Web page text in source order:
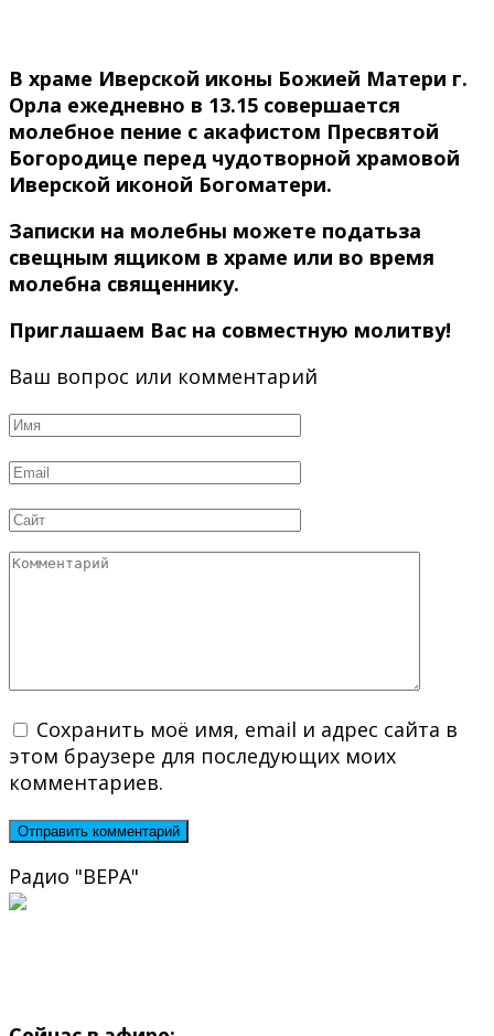
В храме Иверской иконы Божией Матери г.
Орла ежедневно в 13.15 совершается
молебное пение с акафистом Пресвятой
Богородице перед чудотворной храмовой
Иверской иконой Богоматери.
Записки на молебны можете податьза
свещным ящиком в храме или во время
молебна священнику.
Приглашаем Вас на совместную молитву!
Ваш вопрос или комментарий
Имя
Email
Сайт
Комментарий
Сохранить моё имя, email и адрес сайта в
этом браузере для последующих моих
комментариев.
Радио "ВЕРА"